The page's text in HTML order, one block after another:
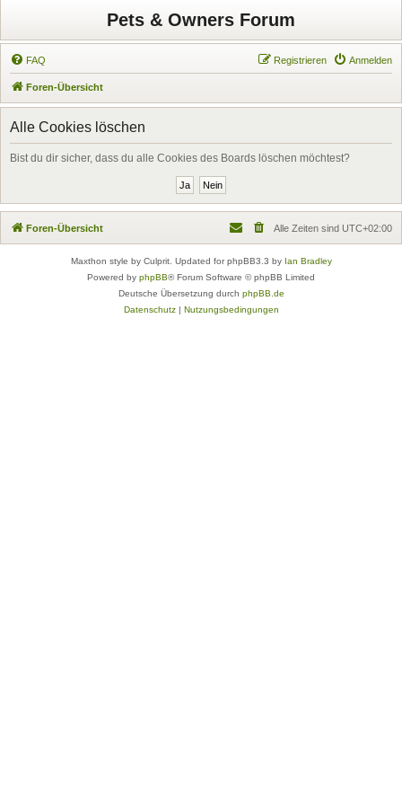
Pets & Owners Forum
FAQ Anmelden
Registrieren
Foren-Übersicht
Alle Cookies löschen
Bist du dir sicher, dass du alle Cookies des Boards löschen möchtest?
Foren-Übersicht Alle Zeiten sind UTC+02:00
Maxthon style by Culprit. Updated for phpBB3.3 by Ian Bradley
Powered by phpBB® Forum Software © phpBB Limited
Deutsche Übersetzung durch phpBB.de
Datenschutz| Nutzungsbedingungen